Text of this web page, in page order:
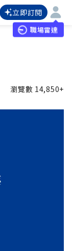
立即訂閱
職場雷達
瀏覽數 14,850+